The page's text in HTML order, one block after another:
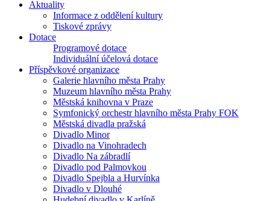
Aktuality
Informace z oddělení kultury
Tiskové zprávy
Dotace
Programové dotace
Individuální účelová dotace
Příspěvkové organizace
Galerie hlavního města Prahy
Muzeum hlavního města Prahy
Městská knihovna v Praze
Symfonický orchestr hlavního města Prahy FOK
Městská divadla pražská
Divadlo Minor
Divadlo na Vinohradech
Divadlo Na zábradlí
Divadlo pod Palmovkou
Divadlo Spejbla a Hurvínka
Divadlo v Dlouhé